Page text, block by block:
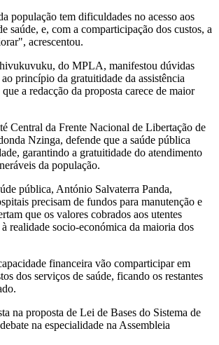
população tem dificuldades no acesso aos
saúde, e, com a comparticipação dos custos, a
acrescentou.
do MPLA, manifestou dúvidas
princípio da gratuitidade da assistência
a redacção da proposta carece de maior
Central da Frente Nacional de Libertação de
Nzinga, defende que a saúde pública
garantindo a gratuitidade do atendimento
da população.
pública, António Salvaterra Panda,
precisam de fundos para manutenção e
que os valores cobrados aos utentes
realidade socio-económica da maioria dos
financeira vão comparticipar em
dos serviços de saúde, ficando os restantes
na proposta de Lei de Bases do Sistema de
na especialidade na Assembleia